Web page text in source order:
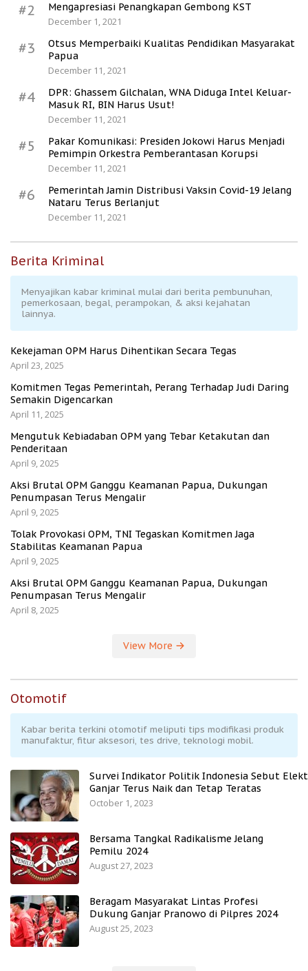
#2
Mengapresiasi Penangkapan Gembong KST
December 1, 2021
#3
Otsus Memperbaiki Kualitas Pendidikan Masyarakat
Papua
December 11, 2021
#4
DPR: Ghassem Gilchalan, WNA Diduga Intel Keluar-
Masuk RI, BIN Harus Usut!
December 11, 2021
#5
Pakar Komunikasi: Presiden Jokowi Harus Menjadi
Pemimpin Orkestra Pemberantasan Korupsi
December 11, 2021
#6
Pemerintah Jamin Distribusi Vaksin Covid-19 Jelang
Nataru Terus Berlanjut
December 11, 2021
Berita Kriminal
Menyajikan kabar kriminal mulai dari berita pembunuhan,
pemerkosaan, begal, perampokan, & aksi kejahatan
lainnya.
Kekejaman OPM Harus Dihentikan Secara Tegas
April 23, 2025
Komitmen Tegas Pemerintah, Perang Terhadap Judi Daring
Semakin Digencarkan
April 11, 2025
Mengutuk Kebiadaban OPM yang Tebar Ketakutan dan
Penderitaan
April 9, 2025
Aksi Brutal OPM Ganggu Keamanan Papua, Dukungan
Penumpasan Terus Mengalir
April 9, 2025
Tolak Provokasi OPM, TNI Tegaskan Komitmen Jaga
Stabilitas Keamanan Papua
April 9, 2025
Aksi Brutal OPM Ganggu Keamanan Papua, Dukungan
Penumpasan Terus Mengalir
April 8, 2025
View More
Otomotif
Kabar berita terkini otomotif meliputi tips modifikasi produk
manufaktur, fitur aksesori, tes drive, teknologi mobil.
Survei Indikator Politik Indonesia Sebut
Ganjar Terus Naik dan Tetap Teratas
October 1, 2023
Bersama Tangkal Radikalisme Jelang
Pemilu 2024
August 27, 2023
Beragam Masyarakat Lintas Profesi
Dukung Ganjar Pranowo di Pilpres 2024
August 25, 2023